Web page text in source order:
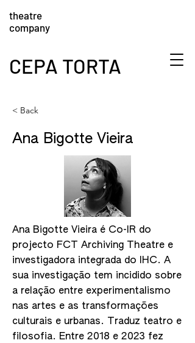
CEPA TORTA
theatre
company
< Back
Ana Bigotte Vieira
Ana Bigotte Vieira é Co-IR do
projecto FCT Archiving Theatre e
investigadora integrada do IHC. A
sua investigação tem incidido sobre
a relação entre experimentalismo
nas artes e as transformações
culturais e urbanas. Traduz teatro e
filosofia. Entre 2018 e 2023 fez